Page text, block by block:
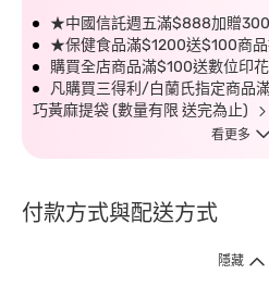
★中國信託週五滿$888加贈
★保健食品滿$1200送$100商
購買全店商品滿$100送數位印
凡購買三得利/白蘭氏指定商品
巧黃麻提袋 (數量有限 送完為止)
看更多
付款方式與配送方式
隱藏